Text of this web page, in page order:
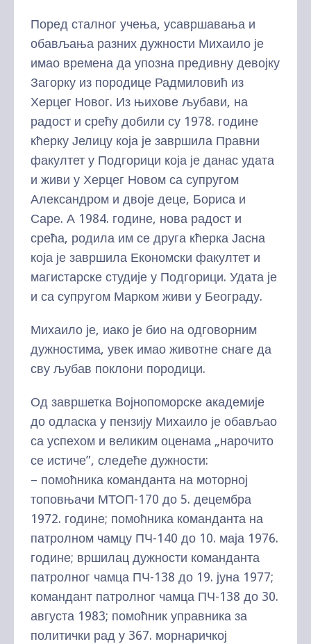
Поред сталног учења, усавршавања и
обављања разних дужности Михаило је
имао времена да упозна предивну девојку
Загорку из породице Радмиловић из
Херцег Новог. Из њихове љубави, на
радост и срећу добили су 1978. године
кћерку Јелицу која је завршила Правни
факултет у Подгорици која је данас удата
и живи у Херцег Новом са супругом
Александром и двоје деце, Бориса и
Саре. А 1984. године, нова радост и
срећа, родила им се друга кћерка Јасна
која је завршила Економски факултет и
магистарске студије у Подгорици. Удата је
и са супругом Марком живи у Београду.
Михаило је, иако је био на одговорним
дужностима, увек имао животне снаге да
сву љубав поклони породици.
Од завршетка Војнопоморске академије
до одласка у пензију Михаило је обављао
са успехом и великим оценама „нарочито
се истиче”, следеће дужности:
– помоћника команданта на моторној
топовњачи МТОП-170 до 5. децембра
1972. године; помоћника команданта на
патролном чамцу ПЧ-140 до 10. маја 1976.
године; вршилац дужности команданта
патролног чамца ПЧ-138 до 19. јуна 1977;
командант патролног чамца ПЧ-138 до 30.
августа 1983; помоћник управника за
политички рад у 367. морнаричкој